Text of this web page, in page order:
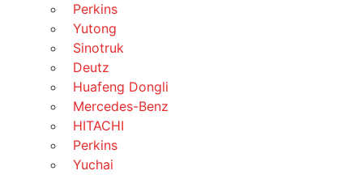
Perkins
Yutong
Sinotruk
Deutz
Huafeng Dongli
Mercedes-Benz
HITACHI
Perkins
Yuchai